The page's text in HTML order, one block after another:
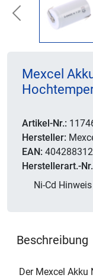
Previous
Mexcel
Artikel-Nr.:
Hersteller:
EAN:
Herstellerart.-
Ni-Cd Hinweis
Beschreibung
Der Mexcel Akku